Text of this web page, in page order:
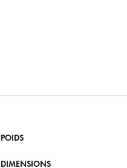
POIDS
DIMENSIONS